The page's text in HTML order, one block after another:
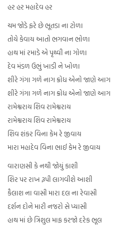
હર હર મહાદેવ હર
ચમ જોડે ફરે છે ભૂતડા ના ટોળા
તોયે કેવાય આતો ભગવાન ભોળા
હાથ માં રમાડે એ પૃથ્વી ના ગોળા
દેવ મંડળ ઉભું ખાડી ને ખોળા
શીરે ગંગા ગળે નાગ ક્રોધ એનો જાણે આગ
શીરે ગંગા ગળે નાગ ક્રોધ એનો જાણે આગ
રામેશ્વરાય શિવ રામેશ્વરાય
રામેશ્વરાય શિવ રામેશ્વરાય
શિવ શંકર વિના કેમ રે જીવાય
મારા મહાદેવ વિના ભાઈ કેમ રે જીવાય
વારાણસી કે નથી જોયું કાશી
શિર પર રાખ રૂપી લાગવીશે આશી
કૈલાશ ના વાસી મારા દલ ના રેવાસી
દર્શન દોને મારી નજરો સે પ્યાસી
હાથ માં છે ત્રિશુલ માફ કરજો દરેક ભૂલ